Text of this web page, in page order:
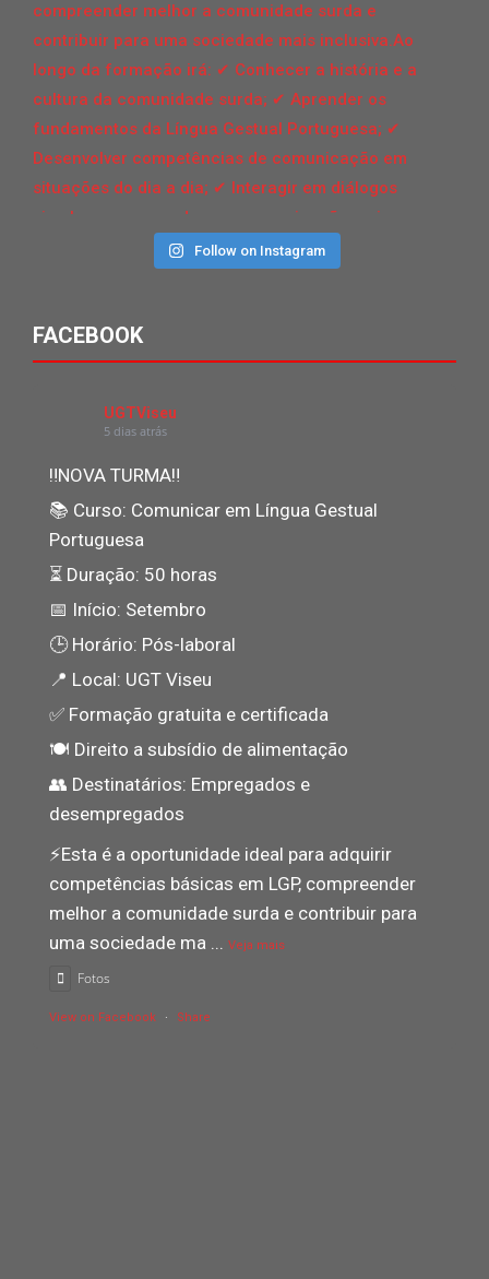
Follow on Instagram
FACEBOOK
UGTViseu
5 dias atrás
‼NOVA TURMA‼
📚 Curso: Comunicar em Língua Gestual
Portuguesa
⏳ Duração: 50 horas
📅 Início: Setembro
🕒 Horário: Pós-laboral
📍 Local: UGT Viseu
✅ Formação gratuita e certificada
🍽️ Direito a subsídio de alimentação
👥 Destinatários: Empregados e
desempregados
⚡️Esta é a oportunidade ideal para adquirir
competências básicas em LGP, compreender
melhor a comunidade surda e contribuir para
uma sociedade ma ... Veja mais
Fotos
View on Facebook · Share